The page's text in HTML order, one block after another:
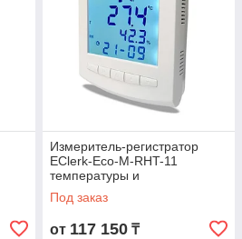
Измеритель-регистратор
EClerk-Eco-M-RHT-11
температуры и
относительной влажности
воздуха, с дисплеем
Под заказ
от 117 150 ₸